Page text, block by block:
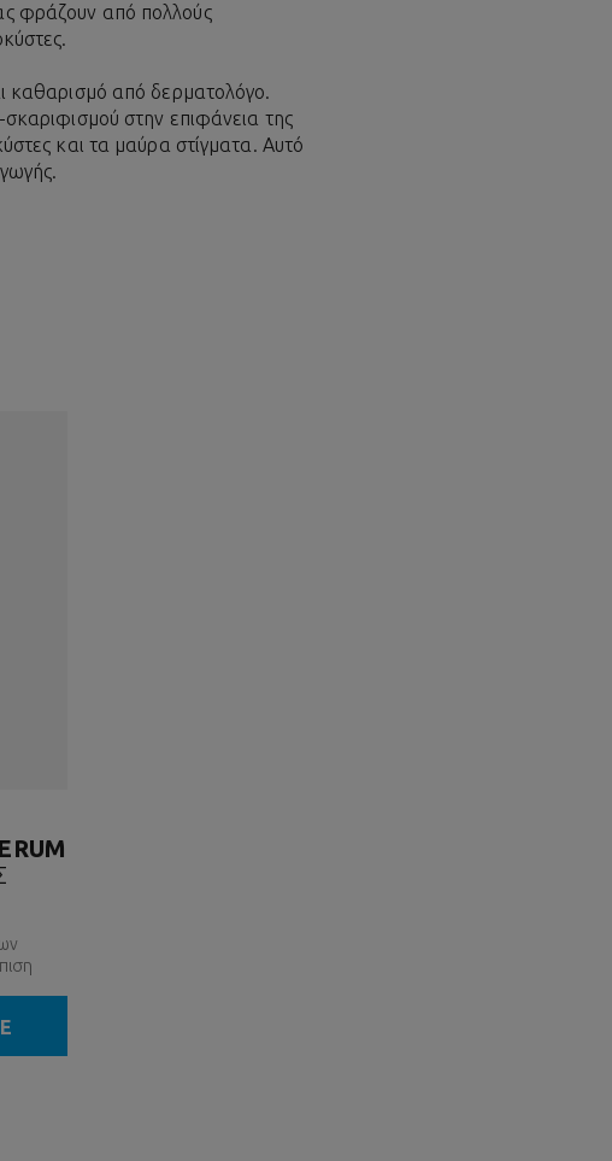
φράζουν από πολλούς
καθαρισμό από δερματολόγο.
σκαριφισμού στην επιφάνεια της
και τα μαύρα στίγματα. Αυτό